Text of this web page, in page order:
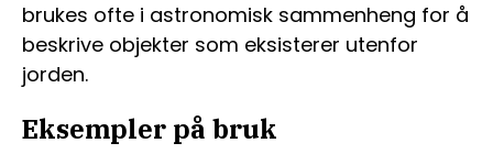
brukes ofte i astronomisk sammenheng for å
beskrive objekter som eksisterer utenfor
jorden.
Eksempler på bruk